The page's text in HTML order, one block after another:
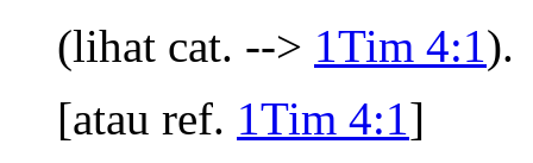
(lihat cat. --> 1Tim 4:1).
[atau ref. 1Tim 4:1]